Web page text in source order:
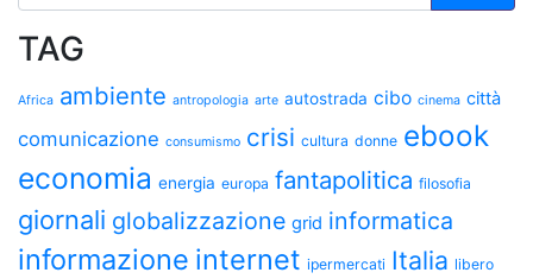
TAG
Africa ambiente antropologia arte autostrada cibo cinema città
comunicazione consumismo crisi cultura donne ebook
economia energia europa fantapolitica filosofia
giornali globalizzazione grid informatica
informazione internet ipermercati Italia libero